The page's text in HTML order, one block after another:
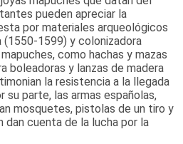
pueden apreciar la
por materiales arqueológicos
1599) y colonizadora
como hachas y mazas
boleadoras y lanzas de madera
la resistencia a la llegada
su parte, las armas españolas,
mosquetes, pistolas de un tiro y
dan cuenta de la lucha por la